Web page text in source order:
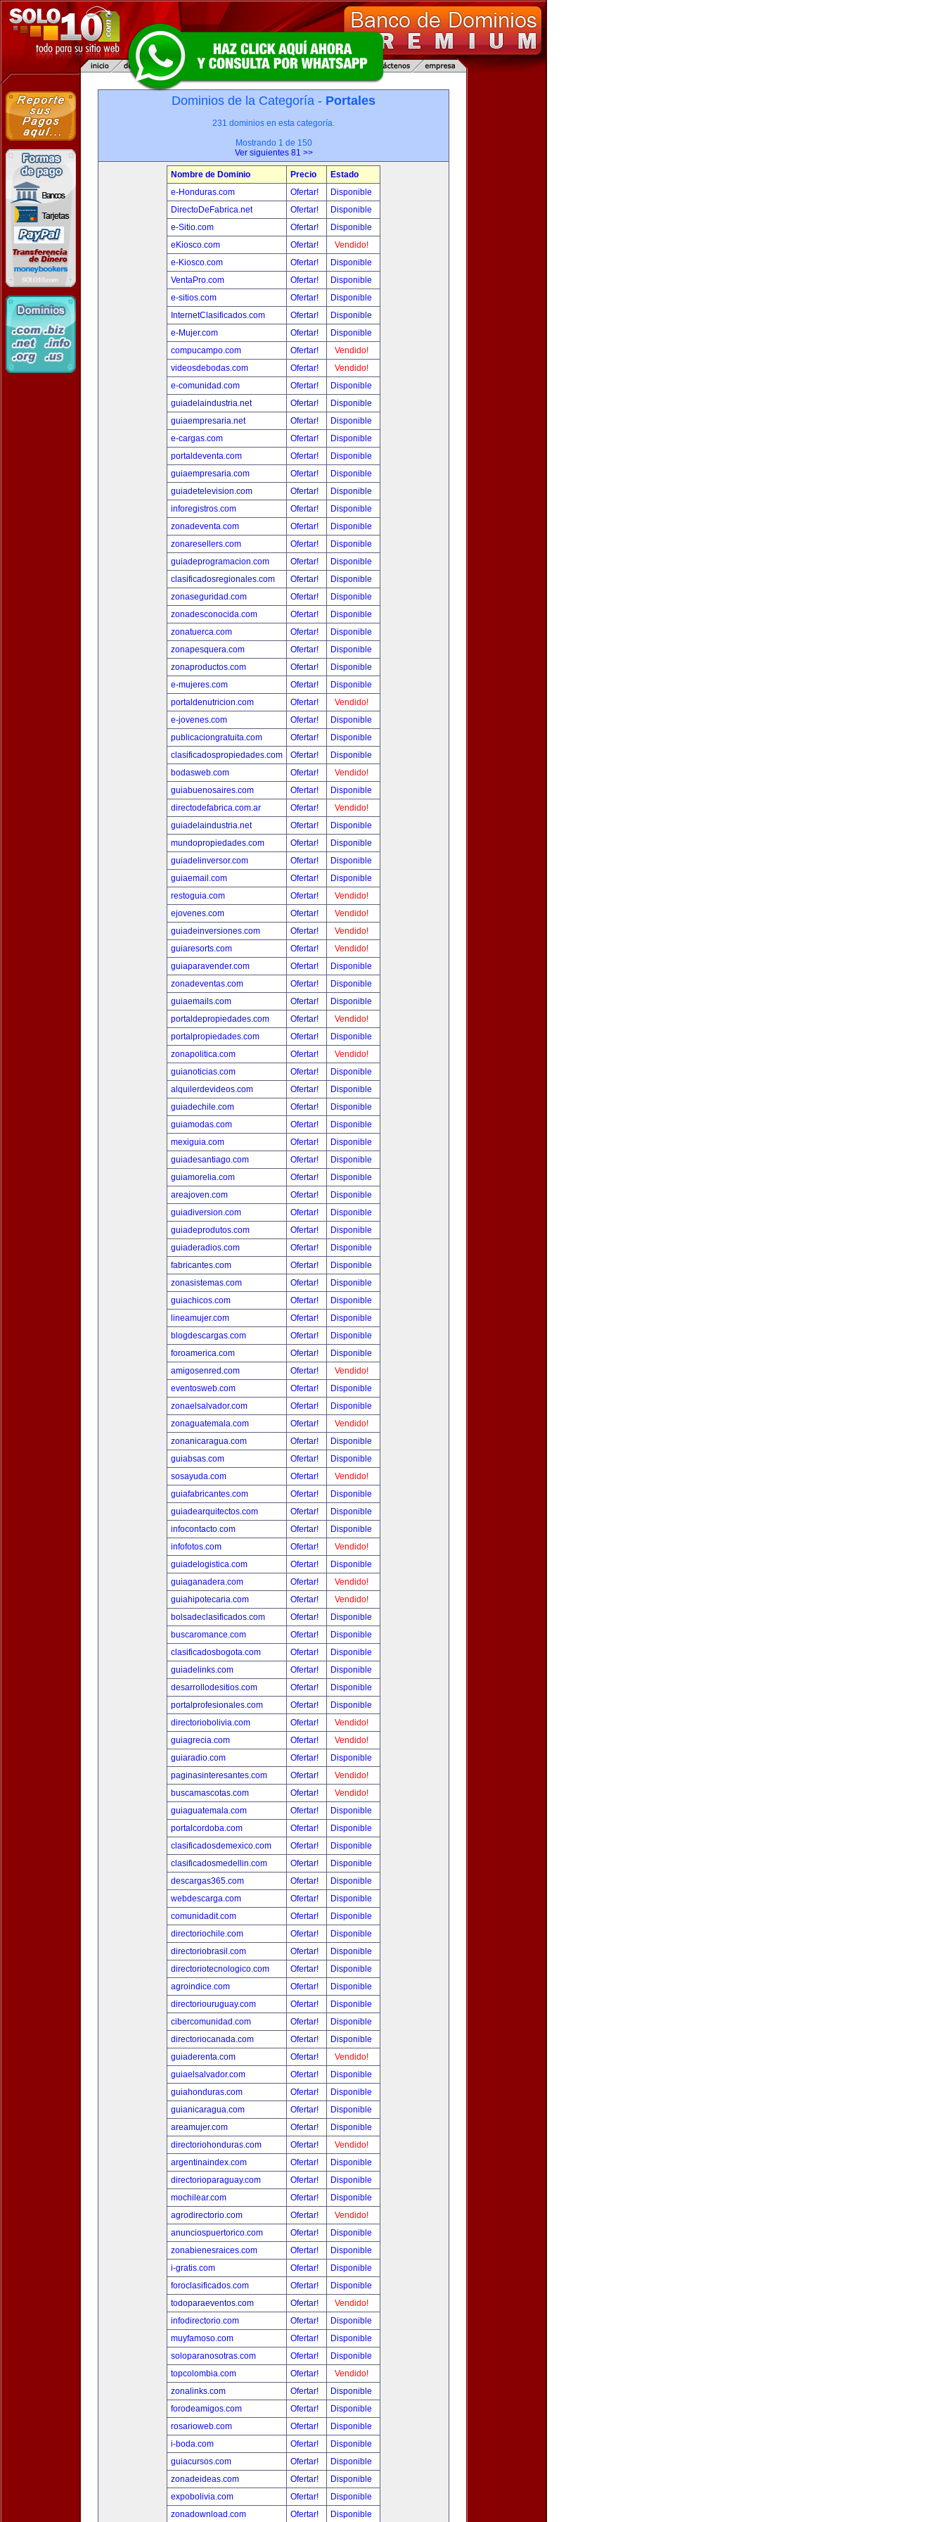
Dominios de la Categoría - Portales
231 dominios en esta categoría.
Mostrando 1 de 150
Ver siguientes 81 >>
Nombre de Dominio Precio
Estado
e-Honduras.com
Ofertar!
Disponible
DirectoDeFabrica.net
Ofertar!
Disponible
e-Sitio.com
Ofertar!
Disponible
eKiosco.com
Ofertar!
Vendido!
e-Kiosco.com
Ofertar!
Disponible
VentaPro.com
Ofertar!
Disponible
e-sitios.com
Ofertar!
Disponible
InternetClasificados.com
Ofertar!
Disponible
e-Mujer.com
Ofertar!
Disponible
compucampo.com
Ofertar!
Vendido!
videosdebodas.com
Ofertar!
Vendido!
e-comunidad.com
Ofertar!
Disponible
guiadelaindustria.net
Ofertar!
Disponible
guiaempresaria.net
Ofertar!
Disponible
e-cargas.com
Ofertar!
Disponible
portaldeventa.com
Ofertar!
Disponible
guiaempresaria.com
Ofertar!
Disponible
guiadetelevision.com
Ofertar!
Disponible
inforegistros.com
Ofertar!
Disponible
zonadeventa.com
Ofertar!
Disponible
zonaresellers.com
Ofertar!
Disponible
guiadeprogramacion.com
Ofertar!
Disponible
clasificadosregionales.com
Ofertar!
Disponible
zonaseguridad.com
Ofertar!
Disponible
zonadesconocida.com
Ofertar!
Disponible
zonatuerca.com
Ofertar!
Disponible
zonapesquera.com
Ofertar!
Disponible
zonaproductos.com
Ofertar!
Disponible
e-mujeres.com
Ofertar!
Disponible
portaldenutricion.com
Ofertar!
Vendido!
e-jovenes.com
Ofertar!
Disponible
publicaciongratuita.com
Ofertar!
Disponible
clasificadospropiedades.com
Ofertar!
Disponible
bodasweb.com
Ofertar!
Vendido!
guiabuenosaires.com
Ofertar!
Disponible
directodefabrica.com.ar
Ofertar!
Vendido!
guiadelaindustria.net
Ofertar!
Disponible
mundopropiedades.com
Ofertar!
Disponible
guiadelinversor.com
Ofertar!
Disponible
guiaemail.com
Ofertar!
Disponible
restoguia.com
Ofertar!
Vendido!
ejovenes.com
Ofertar!
Vendido!
guiadeinversiones.com
Ofertar!
Vendido!
guiaresorts.com
Ofertar!
Vendido!
guiaparavender.com
Ofertar!
Disponible
zonadeventas.com
Ofertar!
Disponible
guiaemails.com
Ofertar!
Disponible
portaldepropiedades.com
Ofertar!
Vendido!
portalpropiedades.com
Ofertar!
Disponible
zonapolitica.com
Ofertar!
Vendido!
guianoticias.com
Ofertar!
Disponible
alquilerdevideos.com
Ofertar!
Disponible
guiadechile.com
Ofertar!
Disponible
guiamodas.com
Ofertar!
Disponible
mexiguia.com
Ofertar!
Disponible
guiadesantiago.com
Ofertar!
Disponible
guiamorelia.com
Ofertar!
Disponible
areajoven.com
Ofertar!
Disponible
guiadiversion.com
Ofertar!
Disponible
guiadeprodutos.com
Ofertar!
Disponible
guiaderadios.com
Ofertar!
Disponible
fabricantes.com
Ofertar!
Disponible
zonasistemas.com
Ofertar!
Disponible
guiachicos.com
Ofertar!
Disponible
lineamujer.com
Ofertar!
Disponible
blogdescargas.com
Ofertar!
Disponible
foroamerica.com
Ofertar!
Disponible
amigosenred.com
Ofertar!
Vendido!
eventosweb.com
Ofertar!
Disponible
zonaelsalvador.com
Ofertar!
Disponible
zonaguatemala.com
Ofertar!
Vendido!
zonanicaragua.com
Ofertar!
Disponible
guiabsas.com
Ofertar!
Disponible
sosayuda.com
Ofertar!
Vendido!
guiafabricantes.com
Ofertar!
Disponible
guiadearquitectos.com
Ofertar!
Disponible
infocontacto.com
Ofertar!
Disponible
infofotos.com
Ofertar!
Vendido!
guiadelogistica.com
Ofertar!
Disponible
guiaganadera.com
Ofertar!
Vendido!
guiahipotecaria.com
Ofertar!
Vendido!
bolsadeclasificados.com
Ofertar!
Disponible
buscaromance.com
Ofertar!
Disponible
clasificadosbogota.com
Ofertar!
Disponible
guiadelinks.com
Ofertar!
Disponible
desarrollodesitios.com
Ofertar!
Disponible
portalprofesionales.com
Ofertar!
Disponible
directoriobolivia.com
Ofertar!
Vendido!
guiagrecia.com
Ofertar!
Vendido!
guiaradio.com
Ofertar!
Disponible
paginasinteresantes.com
Ofertar!
Vendido!
buscamascotas.com
Ofertar!
Vendido!
guiaguatemala.com
Ofertar!
Disponible
portalcordoba.com
Ofertar!
Disponible
clasificadosdemexico.com
Ofertar!
Disponible
clasificadosmedellin.com
Ofertar!
Disponible
descargas365.com
Ofertar!
Disponible
webdescarga.com
Ofertar!
Disponible
comunidadit.com
Ofertar!
Disponible
directoriochile.com
Ofertar!
Disponible
directoriobrasil.com
Ofertar!
Disponible
directoriotecnologico.com
Ofertar!
Disponible
agroindice.com
Ofertar!
Disponible
directoriouruguay.com
Ofertar!
Disponible
cibercomunidad.com
Ofertar!
Disponible
directoriocanada.com
Ofertar!
Disponible
guiaderenta.com
Ofertar!
Vendido!
guiaelsalvador.com
Ofertar!
Disponible
guiahonduras.com
Ofertar!
Disponible
guianicaragua.com
Ofertar!
Disponible
areamujer.com
Ofertar!
Disponible
directoriohonduras.com
Ofertar!
Vendido!
argentinaindex.com
Ofertar!
Disponible
directorioparaguay.com
Ofertar!
Disponible
mochilear.com
Ofertar!
Disponible
agrodirectorio.com
Ofertar!
Vendido!
anunciospuertorico.com
Ofertar!
Disponible
zonabienesraices.com
Ofertar!
Disponible
i-gratis.com
Ofertar!
Disponible
foroclasificados.com
Ofertar!
Disponible
todoparaeventos.com
Ofertar!
Vendido!
infodirectorio.com
Ofertar!
Disponible
muyfamoso.com
Ofertar!
Disponible
soloparanosotras.com
Ofertar!
Disponible
topcolombia.com
Ofertar!
Vendido!
zonalinks.com
Ofertar!
Disponible
forodeamigos.com
Ofertar!
Disponible
rosarioweb.com
Ofertar!
Disponible
i-boda.com
Ofertar!
Disponible
guiacursos.com
Ofertar!
Disponible
zonadeideas.com
Ofertar!
Disponible
expobolivia.com
Ofertar!
Disponible
zonadownload.com
Ofertar! Disponible